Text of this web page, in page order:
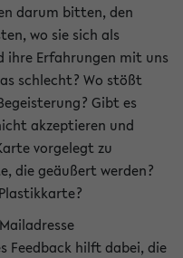
darum bitten, den
wo sie sich als
ihre Erfahrungen mit uns
schlecht? Wo stößt
Gibt es
akzeptieren und
vorgelegt zu
die geäußert werden?
Feedback hilft dabei, die